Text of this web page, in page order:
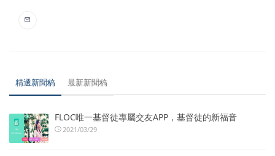
精選新聞稿 最新新聞稿
FLOC唯一基督徒專屬交友APP，基督徒的新福音
2021/03/29